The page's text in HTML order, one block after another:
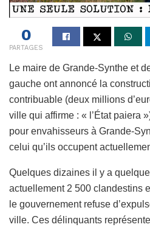
0
PARTAGES
Le maire de Grande-Synthe et
gauche ont annoncé la
contribuable (deux millions
ville qui affirme : « l’État paiera
pour envahisseurs à Grande-
celui qu’ils occupent
Quelques dizaines il y a
actuellement 2 500 clandestins
le gouvernement refuse
ville. Ces délinquants